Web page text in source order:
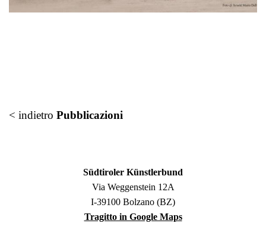
< indietro Pubblicazioni
Südtiroler Künstlerbund
Via Weggenstein 12A
I-39100 Bolzano (BZ)
Tragitto in Google Maps